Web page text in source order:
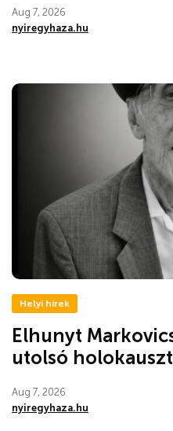
Aug 7, 2026
nyiregyhaza.hu
Helyi hírek
Elhunyt
utolsó
Aug 7, 2026
nyiregyhaza.hu